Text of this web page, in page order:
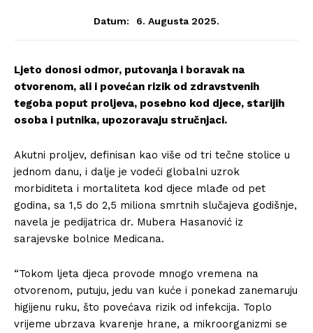
Datum: 6. Augusta 2025.
Ljeto donosi odmor, putovanja i boravak na
otvorenom, ali i povećan rizik od zdravstvenih
tegoba poput proljeva, posebno kod djece, starijih
osoba i putnika, upozoravaju stručnjaci.
Akutni proljev, definisan kao više od tri tečne stolice u
jednom danu, i dalje je vodeći globalni uzrok
morbiditeta i mortaliteta kod djece mlađe od pet
godina, sa 1,5 do 2,5 miliona smrtnih slučajeva godišnje,
navela je pedijatrica dr. Mubera Hasanović iz
sarajevske bolnice Medicana.
“Tokom ljeta djeca provode mnogo vremena na
otvorenom, putuju, jedu van kuće i ponekad zanemaruju
higijenu ruku, što povećava rizik od infekcija. Toplo
vrijeme ubrzava kvarenje hrane, a mikroorganizmi se